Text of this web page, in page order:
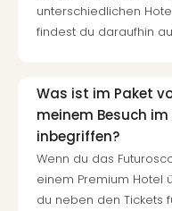
unterschiedlichen
findest du daraufhin
Was ist im Paket
meinem Besuch
inbegriffen?
Wenn du das
einem Premium Hotel
du neben den Tickets